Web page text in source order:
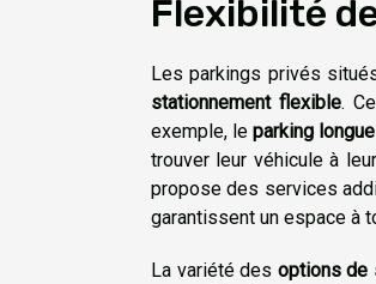
Flexibilité
Les parkings privés
stationnement flexible.
exemple, leparking
trouver leur véhicule à
propose des services
garantissent un espace à
La variété des options de